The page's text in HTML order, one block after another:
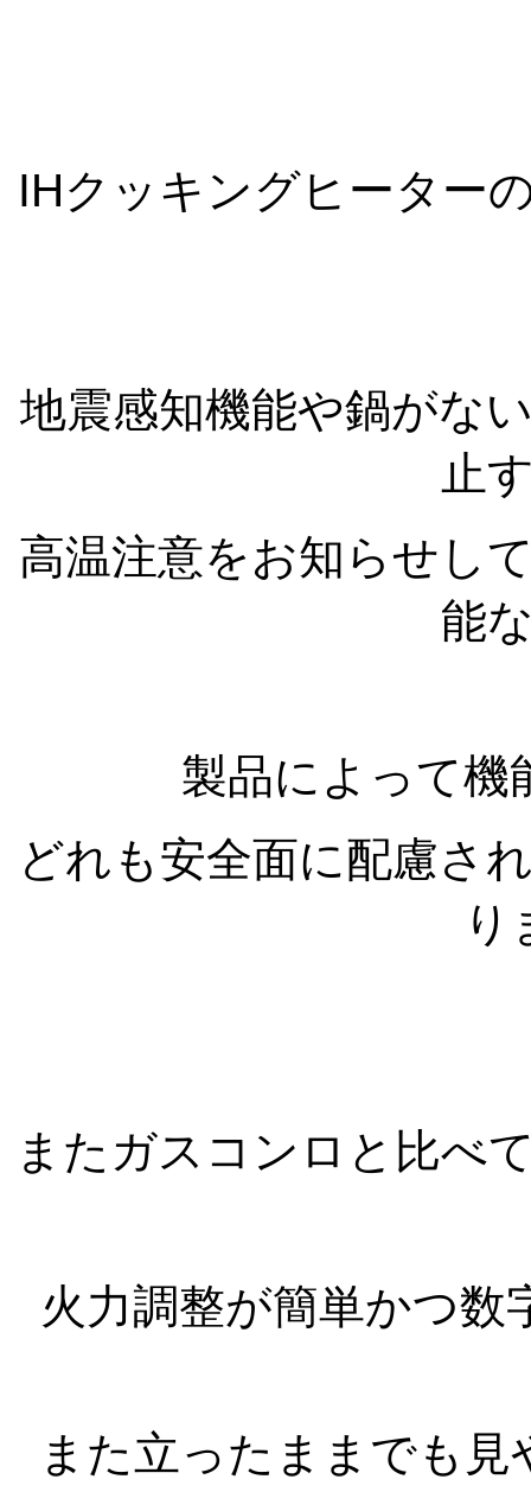
IHクッキングヒーター
地震感知機能や鍋がな
止
高温注意をお知らせし
能
製品によって機
どれも安全面に配慮さ
り
またガスコンロと比べ
火力調整が簡単かつ
また立ったままでも